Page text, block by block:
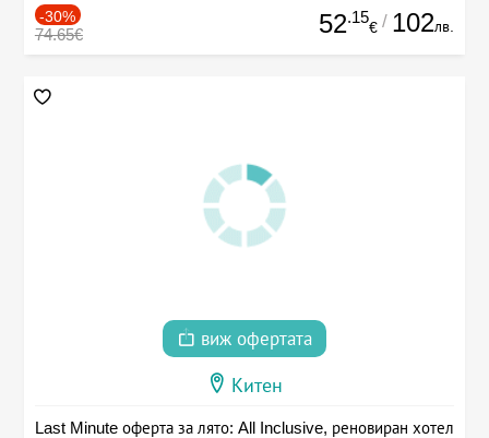
-30%
74.65€ 52.15
€ / 102лв.
виж офертата
Китен
Last Minute оферта за лято: All Inclusive, реновиран хотел